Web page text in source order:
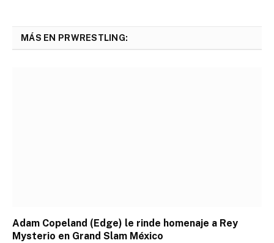
MÁS EN PRWRESTLING:
Adam Copeland (Edge) le rinde homenaje a Rey
Mysterio en Grand Slam México